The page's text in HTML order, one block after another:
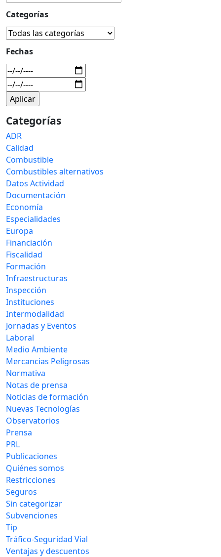
Categorías
Fechas
Categorías
ADR
Calidad
Combustible
Combustibles alternativos
Datos Actividad
Documentación
Economía
Especialidades
Europa
Financiación
Fiscalidad
Formación
Infraestructuras
Inspección
Instituciones
Intermodalidad
Jornadas y Eventos
Laboral
Medio Ambiente
Mercancias Peligrosas
Normativa
Notas de prensa
Noticias de formación
Nuevas Tecnologías
Observatorios
Prensa
PRL
Publicaciones
Quiénes somos
Restricciones
Seguros
Sin categorizar
Subvenciones
Tip
Tráfico-Seguridad Vial
Ventajas y descuentos